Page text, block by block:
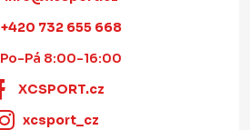
+420 732 655 668
Po-Pá 8:00-16:00
XCSPORT.cz
xcsport_cz